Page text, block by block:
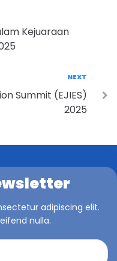
Kejuaraan
NEXT
Summit (EJIES)
2025
adipiscing elit.
nulla.